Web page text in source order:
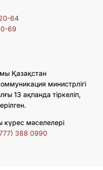
64
69
Қазақстан
министрлігі
13 ақпанда тіркеліп,
мәселелері
388 0990